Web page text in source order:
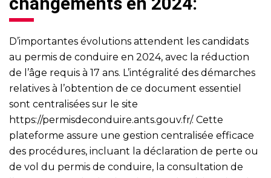
D’importantes évolutions attendent les candidats
au permis de conduire en 2024, avec la réduction
de l’âge requis à 17 ans. L’intégralité des démarches
relatives à l’obtention de ce document essentiel
sont centralisées sur le site
https://permisdeconduire.ants.gouv.fr/. Cette
plateforme assure une gestion centralisée efficace
des procédures, incluant la déclaration de perte ou
de vol du permis de conduire, la consultation de